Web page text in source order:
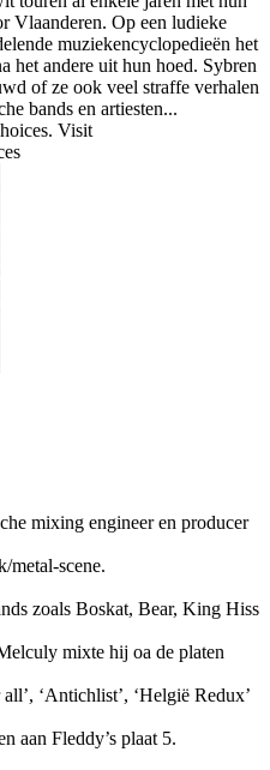
Vlaanderen. Op een ludieke
muziekencyclopedieën het
het andere uit hun hoed. Sybren
of ze ook veel straffe verhalen
bands en artiesten...
Visit
mixing engineer en producer
metal-scene.
zoals Boskat, Bear, King Hiss
mixte hij oa de platen
‘Antichlist’, ‘Helgië Redux’
aan Fleddy’s plaat 5.